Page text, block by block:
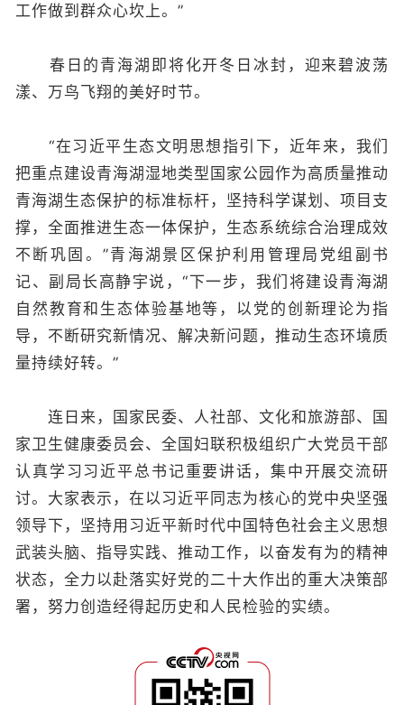
工作做到群众心坎上。”
春日的青海湖即将化开冬日冰封，迎来碧波荡
漾、万鸟飞翔的美好时节。
“在习近平生态文明思想指引下，近年来，我们
把重点建设青海湖湿地类型国家公园作为高质量推动
青海湖生态保护的标准标杆，坚持科学谋划、项目支
撑，全面推进生态一体保护，生态系统综合治理成效
不断巩固。”青海湖景区保护利用管理局党组副书
记、副局长高静宇说，“下一步，我们将建设青海湖
自然教育和生态体验基地等，以党的创新理论为指
导，不断研究新情况、解决新问题，推动生态环境质
量持续好转。”
连日来，国家民委、人社部、文化和旅游部、国
家卫生健康委员会、全国妇联积极组织广大党员干部
认真学习习近平总书记重要讲话，集中开展交流研
讨。大家表示，在以习近平同志为核心的党中央坚强
领导下，坚持用习近平新时代中国特色社会主义思想
武装头脑、指导实践、推动工作，以奋发有为的精神
状态，全力以赴落实好党的二十大作出的重大决策部
署，努力创造经得起历史和人民检验的实绩。